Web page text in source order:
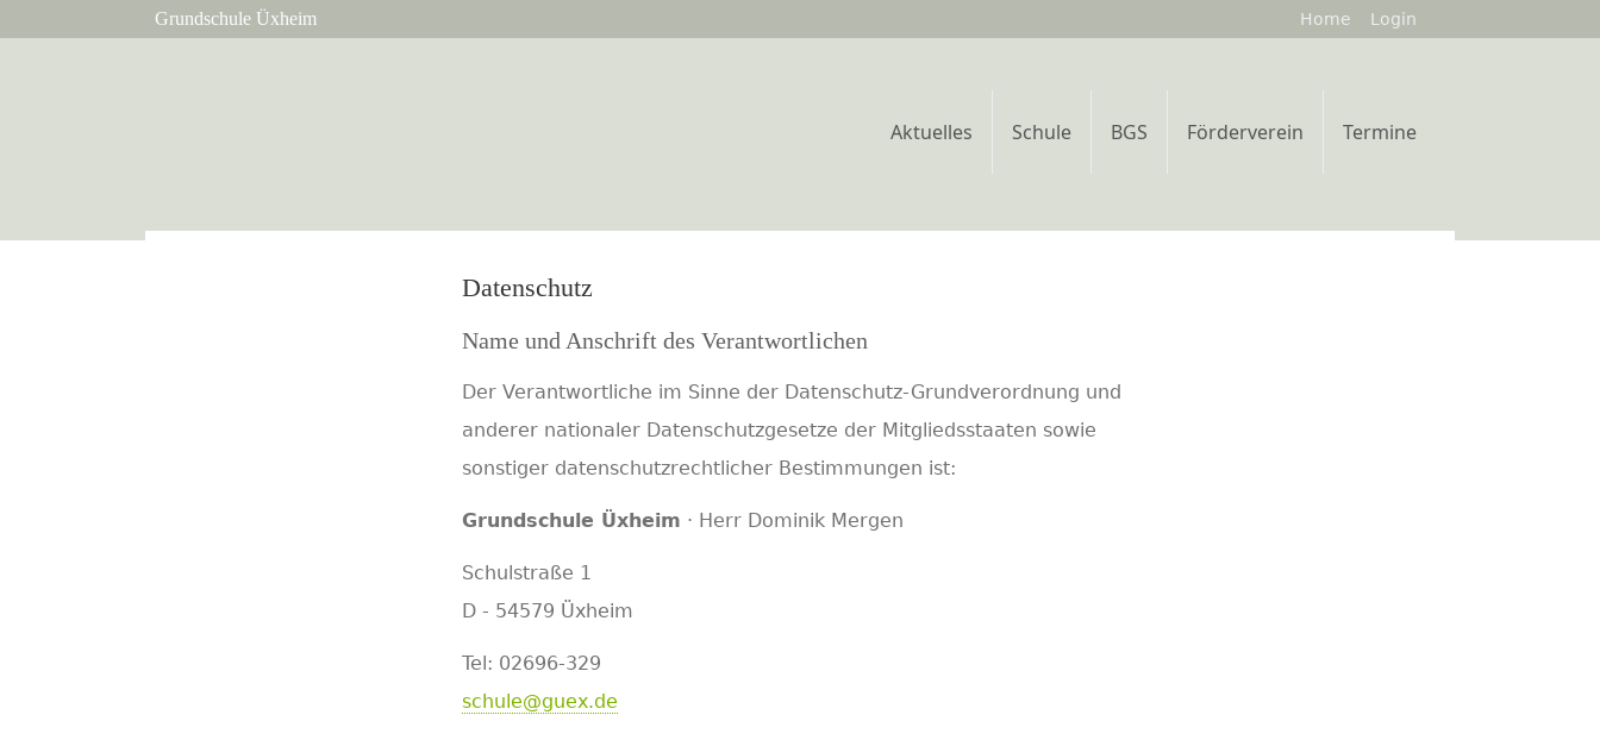
Grundschule Üxheim Home Login
Aktuelles Schule BGS Förderverein Termine
Datenschutz
Name und Anschrift des Verantwortlichen
Der Verantwortliche im Sinne der Datenschutz-Grundverordnung und
anderer nationaler Datenschutzgesetze der Mitgliedsstaaten sowie
sonstiger datenschutzrechtlicher Bestimmungen ist:
Grundschule Üxheim · Herr Dominik Mergen
Schulstraße 1
D - 54579 Üxheim
Tel: 02696-329
schule@guex.de